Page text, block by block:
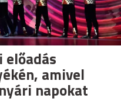
előadás
amivel
napokat